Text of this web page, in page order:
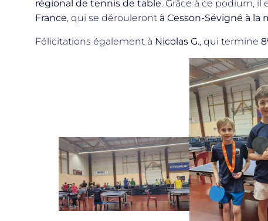
régional de tennis de table. Grâce à ce podium, il
France, qui se dérouleront à Cesson-Sévigné à la
Félicitations également à Nicolas G., qui termine